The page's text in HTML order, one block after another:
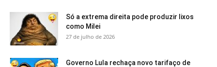
Só a extrema direita pode produzir lixos
como Milei
27 de julho de 2026
Governo Lula rechaça novo tarifaço de